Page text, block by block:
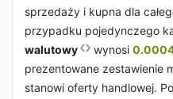
sprzedaży i kupna dla
przypadku pojedynczego
walutowy
wynosi 0.0004
prezentowane zestawienie
stanowi oferty handlowej.